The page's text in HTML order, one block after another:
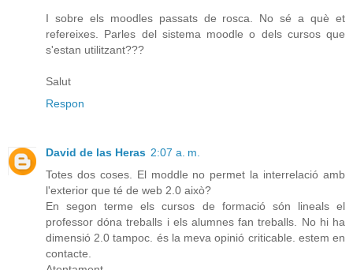
I sobre els moodles passats de rosca. No sé a què et
refereixes. Parles del sistema moodle o dels cursos que
s'estan utilitzant???
Salut
Respon
David de las Heras 2:07 a. m.
Totes dos coses. El moddle no permet la interrelació amb
l'exterior que té de web 2.0 això?
En segon terme els cursos de formació són lineals el
professor dóna treballs i els alumnes fan treballs. No hi ha
dimensió 2.0 tampoc. és la meva opinió criticable. estem en
contacte.